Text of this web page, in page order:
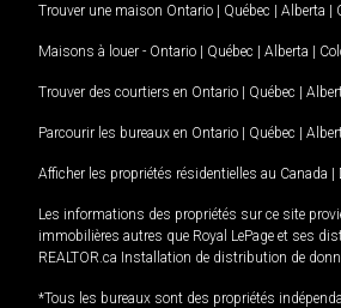
Trouver une maison Ontario | Québec | Alberta |
Maisons à louer - Ontario | Québec | Alberta |
Trouver des courtiers en Ontario | Québec |
Parcourir les bureaux en Ontario | Québec |
Afficher les propriétés résidentielles au Canada |
Les informations des propriétés sur ce site
immobilières autres que Royal LePage et ses
REALTOR.ca Installation de distribution de
*Tous les bureaux sont des propriétés